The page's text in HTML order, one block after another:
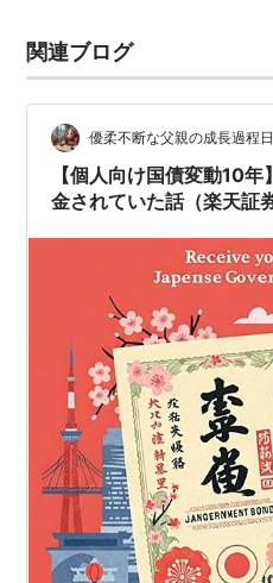
関連ブログ
優柔不断な父親の成長過程
【個人向け国債変動10
金されていた話（楽天証